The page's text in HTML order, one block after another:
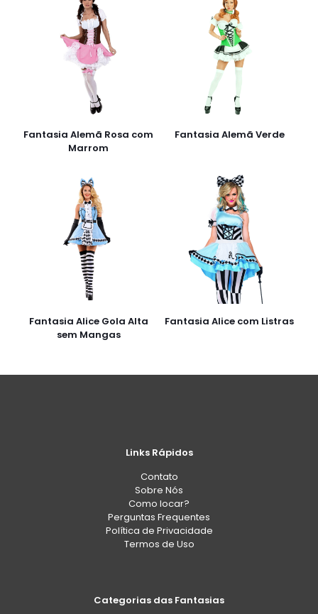
Fantasia Alemã Rosa com
Marrom
Fantasia Alemã Verde
Fantasia Alice Gola Alta
sem Mangas
Fantasia Alice com Listras
Links Rápidos
Contato
Sobre Nós
Como locar?
Perguntas Frequentes
Política de Privacidade
Termos de Uso
Categorias das Fantasias